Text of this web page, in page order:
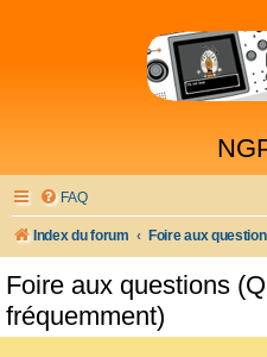
FAQ
Index du forum
Foire aux questions
fréquemment)